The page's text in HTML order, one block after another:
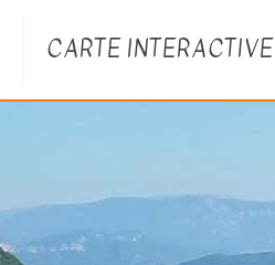
CARTE INTERACTIVE